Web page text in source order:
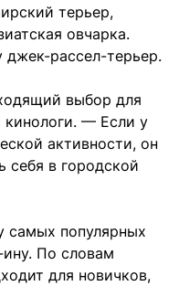
терьер,
овчарка.
джек-рассел-терьер.
выбор для
— Если у
активности, он
себя в городской
самых популярных
По словам
для новичков,